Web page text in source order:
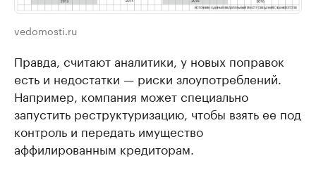
vedomosti.ru
Правда, считают аналитики, у новых поправок
есть и недостатки — риски злоупотреблений.
Например, компания может специально
запустить реструктуризацию, чтобы взять ее под
контроль и передать имущество
аффилированным кредиторам.